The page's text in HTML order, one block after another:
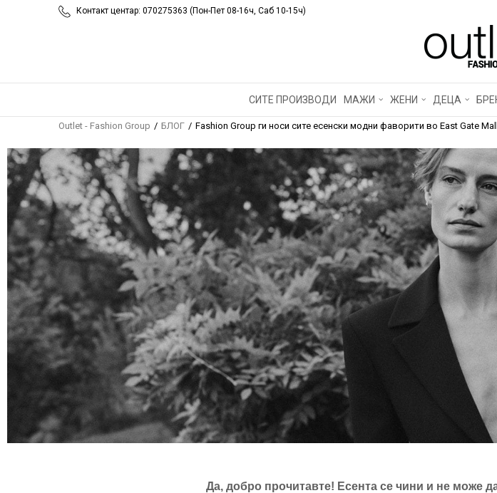
Контакт центар: 070275363 (Пон-Пет 08-16ч, Саб 10-15ч)
СИТЕ ПРОИЗВОДИ МАЖИ ЖЕНИ ДЕЦА
Outlet - Fashion Group БЛОГ Fashion Group ги носи сите есенски модни фаворити во East Gate
FASHION GROUP
ЕСЕНСКИ МОДНИ
GATE MALL!
Да, добро прочитавте! Есента се чини и не може